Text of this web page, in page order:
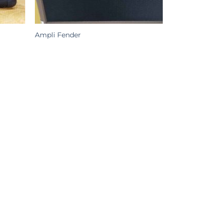
Ampli Fender